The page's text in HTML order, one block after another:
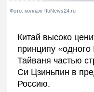
Фото: коллаж RuNews24.ru
Китай высоко
принципу
Тайваня частью
Си Цзиньпин в
Россию.